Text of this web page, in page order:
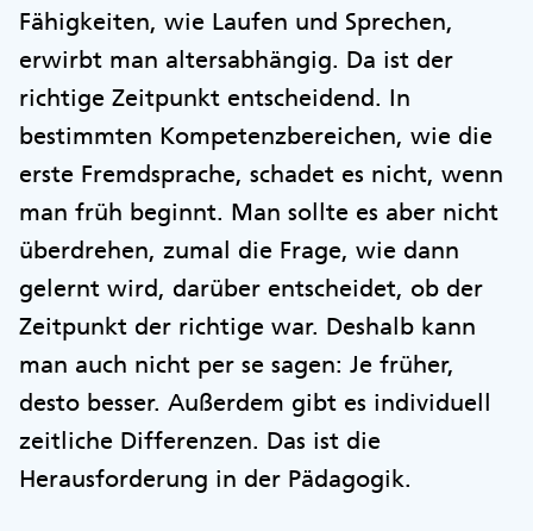
Fähigkeiten, wie Laufen und Sprechen,
erwirbt man altersabhängig. Da ist der
richtige Zeitpunkt entscheidend. In
bestimmten Kompetenzbereichen, wie die
erste Fremdsprache, schadet es nicht, wenn
man früh beginnt. Man sollte es aber nicht
überdrehen, zumal die Frage, wie dann
gelernt wird, darüber entscheidet, ob der
Zeitpunkt der richtige war. Deshalb kann
man auch nicht per se sagen: Je früher,
desto besser. Außerdem gibt es individuell
zeitliche Differenzen. Das ist die
Herausforderung in der Pädagogik.